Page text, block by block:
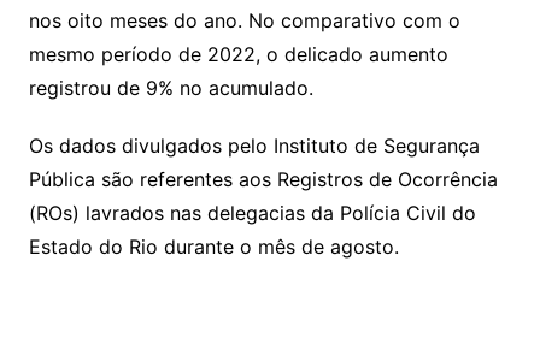
nos oito meses do ano. No comparativo com o
mesmo período de 2022, o delicado aumento
registrou de 9% no acumulado.
Os dados divulgados pelo Instituto de Segurança
Pública são referentes aos Registros de Ocorrência
(ROs) lavrados nas delegacias da Polícia Civil do
Estado do Rio durante o mês de agosto.